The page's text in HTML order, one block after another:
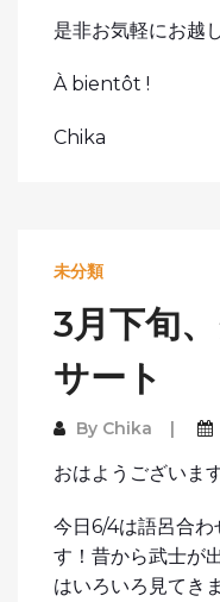
是非お気軽にお越
À bientôt !
Chika
未分類
3月下旬
サート
By Chika
おはようございま
今日6/4は語呂合
す！昔から武士が
はいろいろ見てき